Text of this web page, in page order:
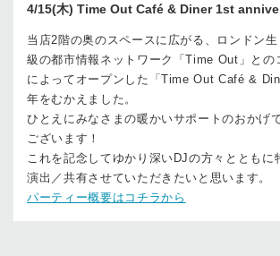
4/15(木) Time Out Café & Diner 1st
当店2階の奥のスペースに広がる、ロンドン
級の都市情報ネットワーク「Time Out」との
によってオープンした「Time Out Café &
年をむかえました。
ひとえにみなさまの暖かいサポートのおかげ
ございます！
これを記念してゆかり深いDJの方々とともに
演出／共有させていただきたいと思います。
パーティー概要はコチラから